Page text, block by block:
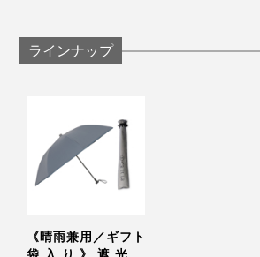
りはこちら
く、視界に尖ったものがないことが、
見しました。
ラインナップ
《晴雨兼用／ギフト